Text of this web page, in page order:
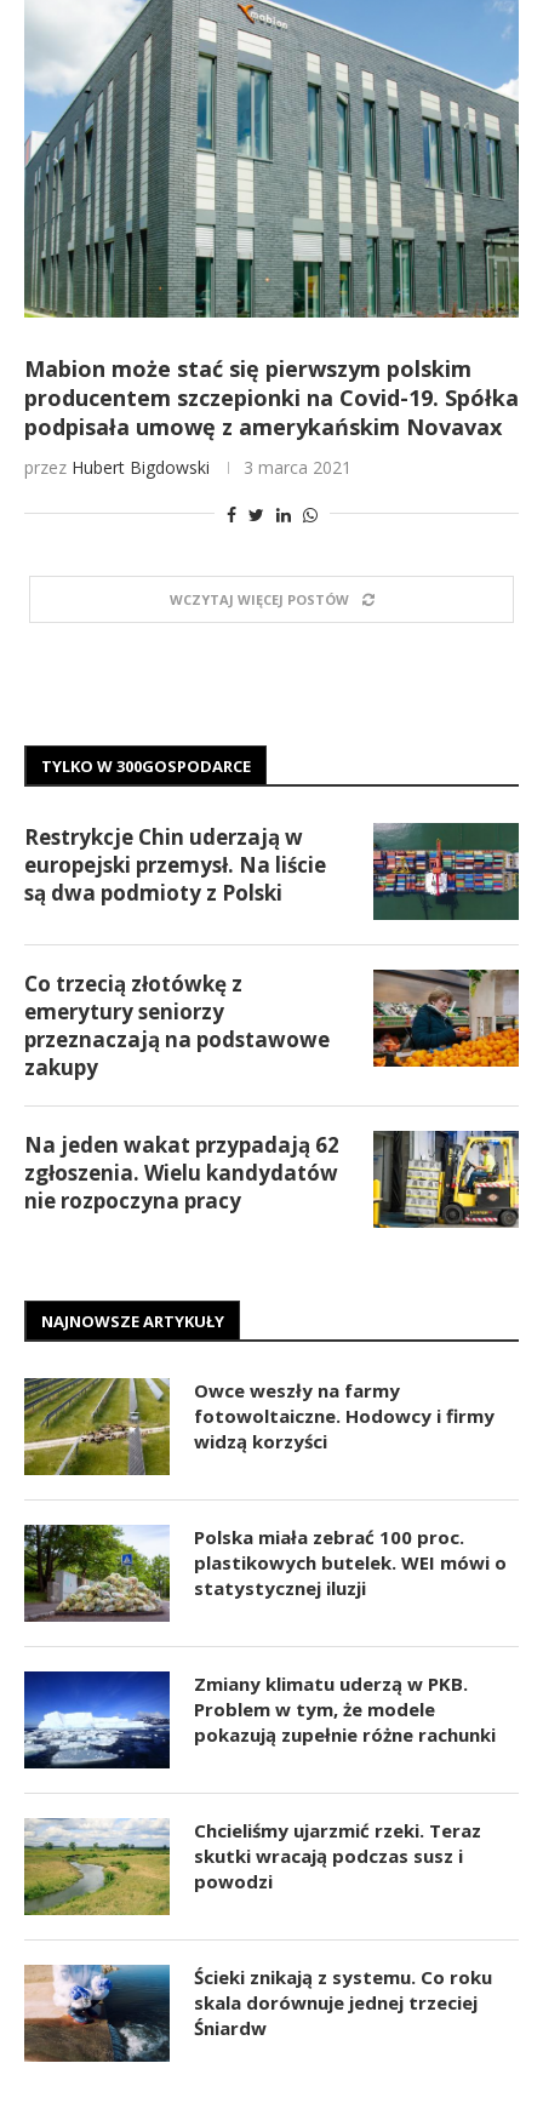
Mabion może stać się pierwszym polskim
producentem szczepionki na Covid-19. Spółka
podpisała umowę z amerykańskim Novavax
przez Hubert Bigdowski 3 marca 2021
WCZYTAJ WIĘCEJ POSTÓW
TYLKO W 300GOSPODARCE
Restrykcje Chin uderzają w
europejski przemysł. Na liście
są dwa podmioty z Polski
Co trzecią złotówkę z
emerytury seniorzy
przeznaczają na podstawowe
zakupy
Na jeden wakat przypadają 62
zgłoszenia. Wielu kandydatów
nie rozpoczyna pracy
NAJNOWSZE ARTYKUŁY
Owce weszły na farmy
fotowoltaiczne. Hodowcy i firmy
widzą korzyści
Polska miała zebrać 100 proc.
plastikowych butelek. WEI mówi o
statystycznej iluzji
Zmiany klimatu uderzą w PKB.
Problem w tym, że modele
pokazują zupełnie różne rachunki
Chcieliśmy ujarzmić rzeki. Teraz
skutki wracają podczas susz i
powodzi
Ścieki znikają z systemu. Co roku
skala dorównuje jednej trzeciej
Śniardw